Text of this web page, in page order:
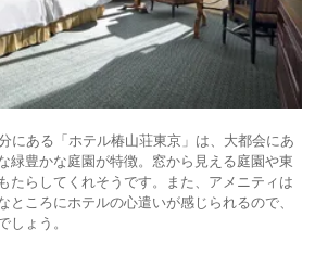
にある「ホテル椿山荘東京」は、大都会にあ
緑豊かな庭園が特徴。窓から見える庭園や東
たらしてくれそうです。また、アメニティは
ところにホテルの心遣いが感じられるので、
しょう。